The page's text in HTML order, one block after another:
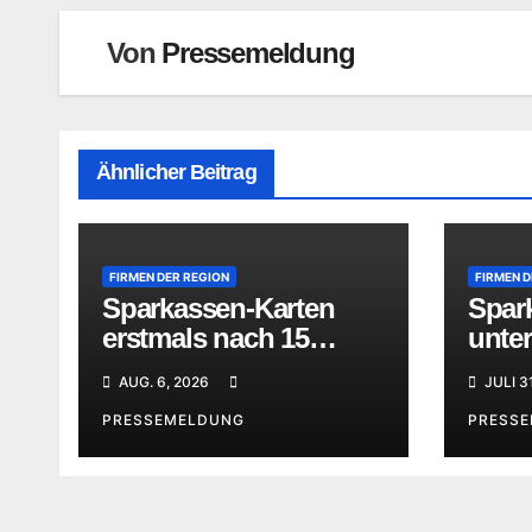
Von Pressemeldung
Ähnlicher Beitrag
FIRMEN DER REGION
Sparkassen-Karten
erstmals nach 15
klaren Design
AUG. 6, 2026
PRESSEMELDUNG
FIRMEN
JULI